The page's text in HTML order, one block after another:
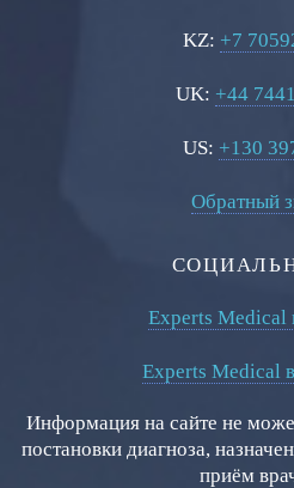
KZ: +7
UK: +44
US: +130
Обратный
Experts Medical
Experts Medical
Информация на сайте не
постановки диагноза,
приём